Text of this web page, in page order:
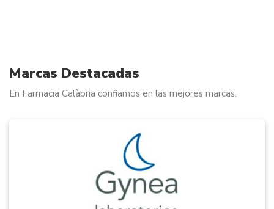
Marcas Destacadas
En Farmacia Calàbria confiamos en las mejores marcas.